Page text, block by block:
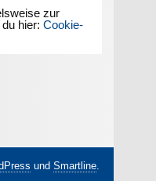
zur
hier: Cookie-
und Smartline